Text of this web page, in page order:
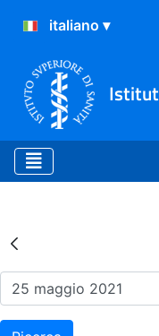
Risultati